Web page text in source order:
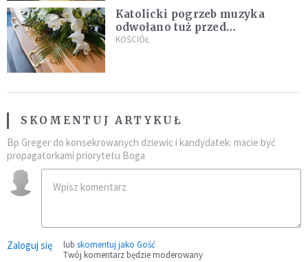
Katolicki pogrzeb muzyka
odwołano tuż przed
uroczystością. Powodem była
KOŚCIÓŁ
SKOMENTUJ ARTYKUŁ
Bp Greger do konsekrowanych dziewic i kandydatek: macie być
propagatorkami priorytetu Boga
Zaloguj się lub skomentuj jako Gość
Twój komentarz będzie moderowany